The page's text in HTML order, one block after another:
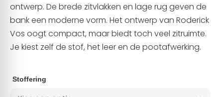
ontwerp. De brede zitvlakken en lage rug geven de
bank een moderne vorm. Het ontwerp van Roderick
Vos oogt compact, maar biedt toch veel zitruimte.
Je kiest zelf de stof, het leer en de pootafwerking.
Stoffering